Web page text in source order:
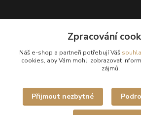
Kontakty
info@internetove-domeny.cz
Zpracování
Náš e-shop a partneři potřebují Váš
cookies, aby Vám mohli zobrazovat
zájmů.
Přijmout nezbytné